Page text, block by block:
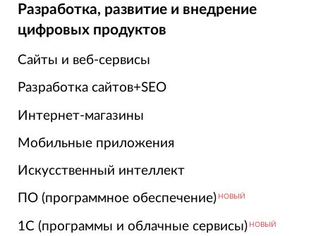
Разработка, развитие и внедрение
цифровых продуктов
Сайты и веб-сервисы
Разработка сайтов+SEO
Интернет-магазины
Мобильные приложения
Искусственный интеллект
ПО (программное обеспечение) НОВЫЙ
1С (программы и облачные сервисы) НОВЫЙ